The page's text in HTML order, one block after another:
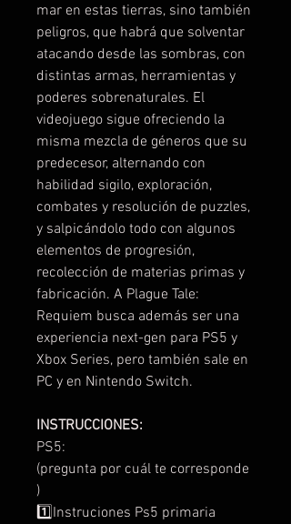
mar en estas tierras, sino también
peligros, que habrá que solventar
atacando desde las sombras, con
distintas armas, herramientas y
poderes sobrenaturales. El
videojuego sigue ofreciendo la
misma mezcla de géneros que su
predecesor, alternando con
habilidad sigilo, exploración,
combates y resolución de puzzles,
y salpicándolo todo con algunos
elementos de progresión,
recolección de materias primas y
fabricación. A Plague Tale:
Requiem busca además ser una
experiencia next-gen para PS5 y
Xbox Series, pero también sale en
PC y en Nintendo Switch.
INSTRUCCIONES:
PS5:
(pregunta por cuál te corresponde
)
1️⃣Instruciones Ps5 primaria